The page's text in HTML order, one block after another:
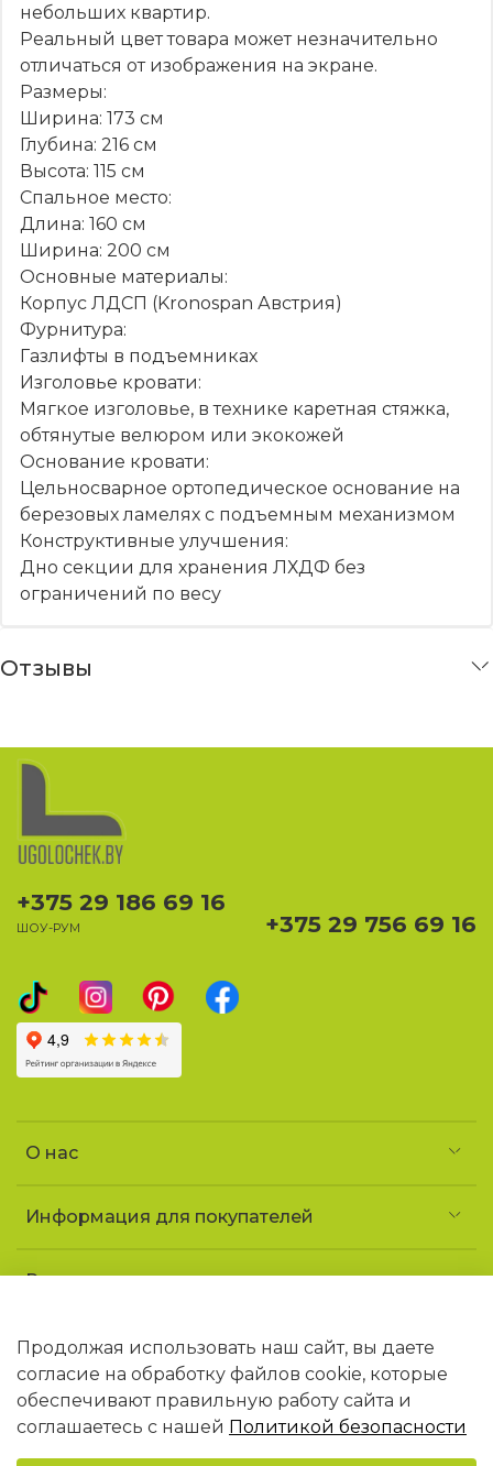
небольших квартир.
Реальный цвет товара может незначительно
отличаться от изображения на экране.
Размеры:
Ширина: 173 см
Глубина: 216 см
Высота: 115 см
Спальное место:
Длина: 160 см
Ширина: 200 см
Основные материалы:
Корпус ЛДСП (Kronospan Австрия)
Фурнитура:
Газлифты в подъемниках
Изголовье кровати:
Мягкое изголовье, в технике каретная стяжка,
обтянутые велюром или экокожей
Основание кровати:
Цельносварное ортопедическое основание на
березовых ламелях с подъемным механизмом
Конструктивные улучшения:
Дно секции для хранения ЛХДФ без
ограничений по весу
Отзывы
О нас
Информация для покупателей
Реквизиты и контакты
УНП 690852163
Юридический адрес: 223141 Минская обл.,
г. Логойск, ул. Советская, 1 «ДТ Гайна»
В торговом реестре РБ с 09.02.2026 N768406
+375 29 186 69 16
ШОУ-РУМ +375 29 756 69 16
Продолжая использовать наш сайт, вы даете
согласие на обработку файлов cookie, которые
обеспечивают правильную работу сайта и
соглашаетесь с нашей Политикой безопасности